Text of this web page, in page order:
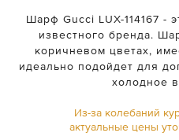
Шарф Gucci LUX-114167 -
известного бренда.
коричневом цветах,
идеально подойдет для
холодное
Из-за колебаний
актуальные цены